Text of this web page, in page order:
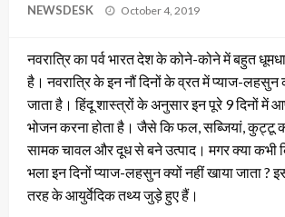
NEWSDESK
Posted
October 4, 2019
नवरात्रि का पर्व भारत देश के कोने-कोने में बहुत
है। नवरात्रि के इन नौं दिनों के व्रत में प्याज-लहसुन
जाता है। हिंदू शास्त्रों के अनुसार इन पूरे 9 दिनों में
भोजन करना होता है। जैसे कि फल, सब्जियां, कुट्टू
सामक चावल और दूध से बने उत्पाद। मगर क्या कभी
भला इन दिनों प्याज-लहसुन क्यों नहीं खाया जाता ?
तरह के आयुर्वेदिक तथ्य जुड़े हुए हैं।